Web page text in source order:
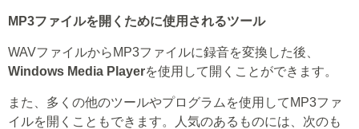
MP3ファイルを開くために使用されるツール
WAVファイルからMP3ファイルに録音を変換した後、
Windows Media Playerを使用して開くことができます。
また、多くの他のツールやプログラムを使用してMP3ファ
イルを開くこともできます。人気のあるものには、次のも